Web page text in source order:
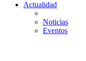
Actualidad
Noticias
Eventos